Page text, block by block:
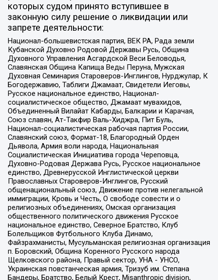
которых судом принято вступившее в
законную силу решение о ликвидации или
запрете деятельности:
Национал-большевистская партия, ВЕК РА, Рада земли
Кубанской Духовно Родовой Державы Русь, Община
Духовного Управления Асгардской Веси Беловодья,
Славянская Община Капища Веды Перуна, Мужская
Духовная Семинария Староверов-Инглингов, Нурджулар, К
Богодержавию, Таблиги Джамаат, Свидетели Иеговы,
Русское национальное единство, Национал-
социалистическое общество, Джамаат мувахидов,
Объединенный Вилайат Кабарды, Балкарии и Карачая,
Союз славян, Ат-Такфир Валь-Хиджра, Пит Буль,
Национал-социалистическая рабочая партия России,
Славянский союз, Формат-18, Благородный Орден
Дьявола, Армия воли народа, Национальная
Социалистическая Инициатива города Череповца,
Духовно-Родовая Держава Русь, Русское национальное
единство, Древнерусской Инглистической церкви
Православных Староверов-Инглингов, Русский
общенациональный союз, Движение против нелегальной
иммиграции, Кровь и Честь, О свободе совести и о
религиозных объединениях, Омская организация
общественного политического движения Русское
национальное единство, Северное Братство, Клуб
Болельщиков Футбольного Клуба Динамо,
Файзрахманисты, Мусульманская религиозная организация
п. Боровский, Община Коренного Русского народа
Щелковского района, Правый сектор, УНА - УНСО,
Украинская повстанческая армия, Тризуб им. Степана
Бандеры, Братство, Белый Крест, Misanthropic division,